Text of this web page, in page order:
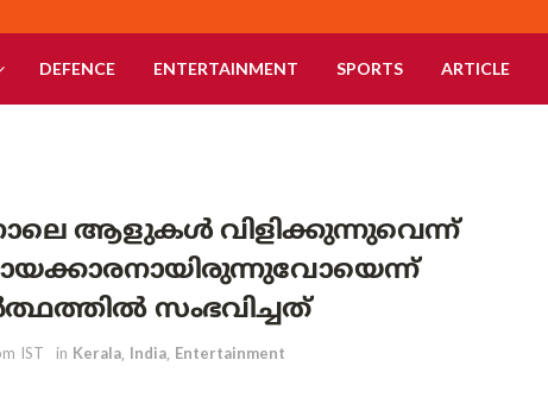
DEFENCE ENTERTAINMENT SPORTS ARTICLE
ആളുകൾ വിളിക്കുന്നുവെന്ന്
സംഭവിച്ചത്
IST in Kerala, India, Entertainment